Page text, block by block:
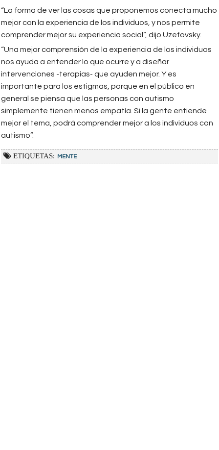
“La forma de ver las cosas que proponemos conecta mucho
mejor con la experiencia de los individuos, y nos permite
comprender mejor su experiencia social”, dijo Uzefovsky.
“Una mejor comprensión de la experiencia de los individuos
nos ayuda a entender lo que ocurre y a diseñar
intervenciones -terapias- que ayuden mejor. Y es
importante para los estigmas, porque en el público en
general se piensa que las personas con autismo
simplemente tienen menos empatía. Si la gente entiende
mejor el tema, podrá comprender mejor a los individuos con
autismo”.
ETIQUETAS: MENTE